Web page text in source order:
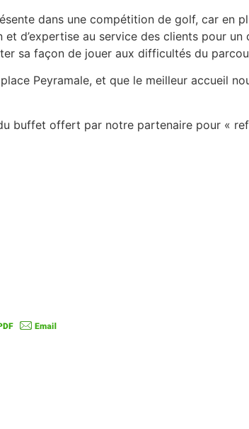
dans une compétition de golf, car en
d’expertise au service des clients pour un
sa façon de jouer aux difficultés du
Peyramale, et que le meilleur accueil
buffet offert par notre partenaire pour «